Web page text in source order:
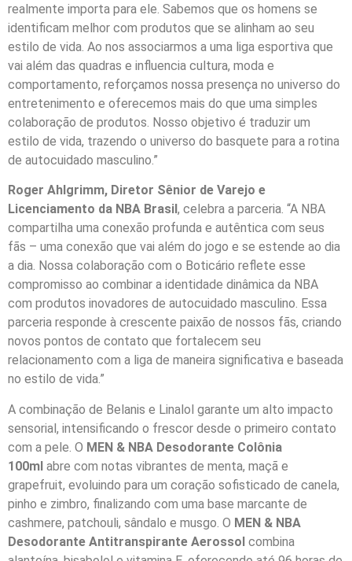
realmente importa para ele. Sabemos que os homens se
identificam melhor com produtos que se alinham ao seu
estilo de vida. Ao nos associarmos a uma liga esportiva que
vai além das quadras e influencia cultura, moda e
comportamento, reforçamos nossa presença no universo do
entretenimento e oferecemos mais do que uma simples
colaboração de produtos. Nosso objetivo é traduzir um
estilo de vida, trazendo o universo do basquete para a rotina
de autocuidado masculino.”
Roger Ahlgrimm, Diretor Sênior de Varejo e
Licenciamento da NBA Brasil , celebra a parceria. “A NBA
compartilha uma conexão profunda e autêntica com seus
fãs – uma conexão que vai além do jogo e se estende ao dia
a dia. Nossa colaboração com o Boticário reflete esse
compromisso ao combinar a identidade dinâmica da NBA
com produtos inovadores de autocuidado masculino. Essa
parceria responde à crescente paixão de nossos fãs, criando
novos pontos de contato que fortalecem seu
relacionamento com a liga de maneira significativa e baseada
no estilo de vida.”
A combinação de Belanis e Linalol garante um alto impacto
sensorial, intensificando o frescor desde o primeiro contato
com a pele. O MEN & NBA Desodorante Colônia
100ml abre com notas vibrantes de menta, maçã e
grapefruit, evoluindo para um coração sofisticado de canela,
pinho e zimbro, finalizando com uma base marcante de
cashmere, patchouli, sândalo e musgo. O MEN & NBA
Desodorante Antitranspirante Aerossol combina